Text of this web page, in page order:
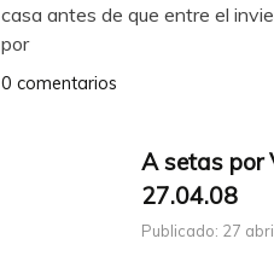
casa antes de que entre el
por
0 comentarios
A setas por
27.04.08
Publicado: 27